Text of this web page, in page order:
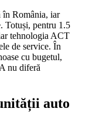
în România, iar
Totuși, pentru 1.5
tehnologia ACT
de service. În
cu bugetul,
nu diferă
auto